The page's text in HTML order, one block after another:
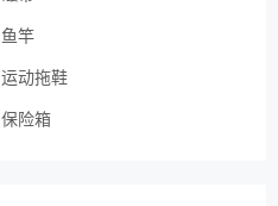
鱼竿
运动拖鞋
保险箱